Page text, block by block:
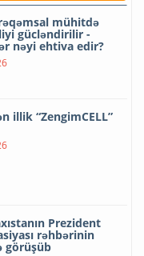
mühitdə
gücləndirilir -
nəyi ehtiva edir?
illik “ZengimCELL”
Prezident
rəhbərinin
görüşüb